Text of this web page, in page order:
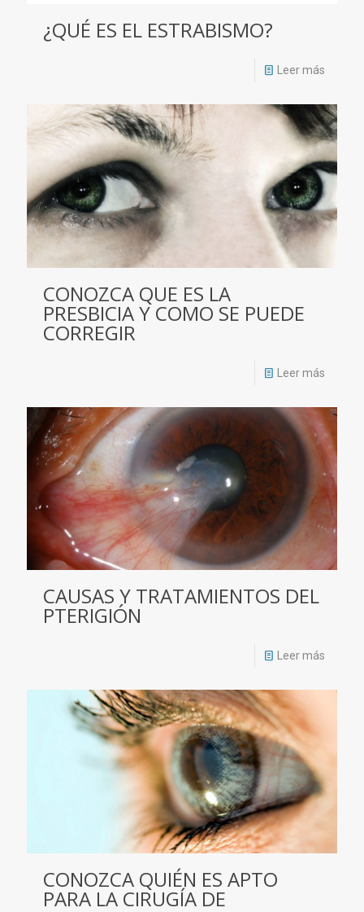
¿QUÉ ES EL ESTRABISMO?
Leer más
CONOZCA QUE ES LA
PRESBICIA Y COMO SE PUEDE
CORREGIR
Leer más
CAUSAS Y TRATAMIENTOS DEL
PTERIGIÓN
Leer más
CONOZCA QUIÉN ES APTO
PARA LA CIRUGÍA DE